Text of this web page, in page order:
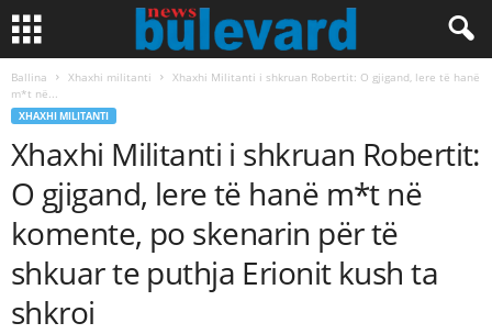
Ballina Xhaxhi militanti
Xhaxhi Militanti i shkruan Robertit: O gjigand, lere të hanë
m*t në...
XHAXHI MILITANTI
Xhaxhi Militanti i shkruan Robertit:
O gjigand, lere të hanë m*t në
komente, po skenarin për të
shkuar te puthja Erionit kush ta
shkroi